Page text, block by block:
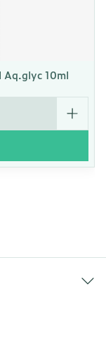
Aq.glyc 10ml